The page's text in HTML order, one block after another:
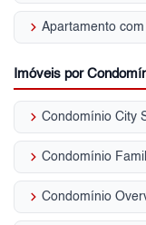
keyboard_arrow_right
Imóveis por
keyboard_arrow_right Condomínio City
keyboard_arrow_right Condomínio
keyboard_arrow_right Condomínio